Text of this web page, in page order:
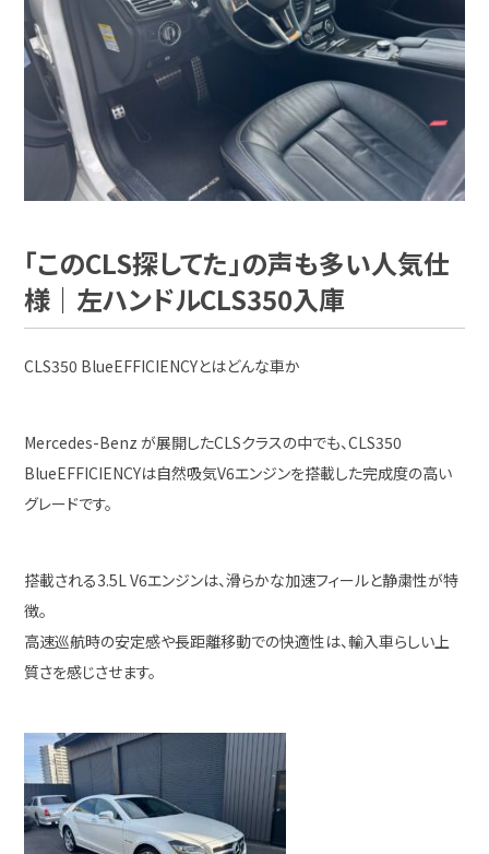
「このCLS探してた」の声も多い人気仕
様｜左ハンドルCLS350入庫
CLS350 BlueEFFICIENCYとはどんな車か
Mercedes-Benz が展開したCLSクラスの中でも、CLS350
BlueEFFICIENCYは自然吸気V6エンジンを搭載した完成度の高い
グレードです。
搭載される3.5L V6エンジンは、滑らかな加速フィールと静粛性が特
徴。
高速巡航時の安定感や長距離移動での快適性は、輸入車らしい上
質さを感じさせます。